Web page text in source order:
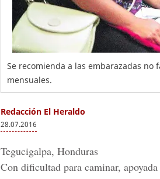
Se recomienda a las embarazadas
mensuales.
Redacción El Heraldo
28.07.2016
Tegucigalpa, Honduras
Con dificultad para caminar,